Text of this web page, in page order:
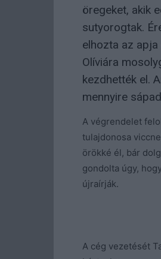
öregeket, akik
sutyorogtak.
elhozta az
Olíviára
kezdhették el.
mennyire
A végrendelet
tulajdonosa
örökké él, bár
gondolta úgy,
újraírják.
A cég vezetését